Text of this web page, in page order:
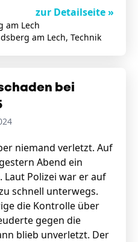
zur Detailseite »
am Lech
am Lech, Technik
bei
niemand verletzt. Auf
Abend ein
Polizei war er auf
schnell unterwegs.
die Kontrolle über
gegen die
blieb unverletzt. Der